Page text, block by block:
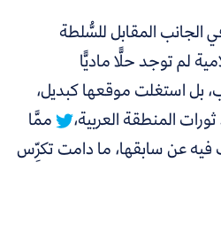
المقابل للسُّلطة
لم توجد حلًّا ماديًّا
بل استغلت موقعها كبديل،
المنطقة العربية،
ممَّا
عن سابقها، ما دامت تكرِّس